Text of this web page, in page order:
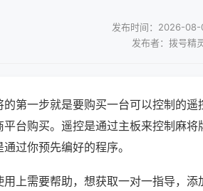
发布时间：2026-08-
发布者：拨号精
的第一步就是要购买一台可以控制的
平台购买。遥控是通过主板来控制麻
过你预先编好的程序。
用上需要帮助，想获取一对一指导，添